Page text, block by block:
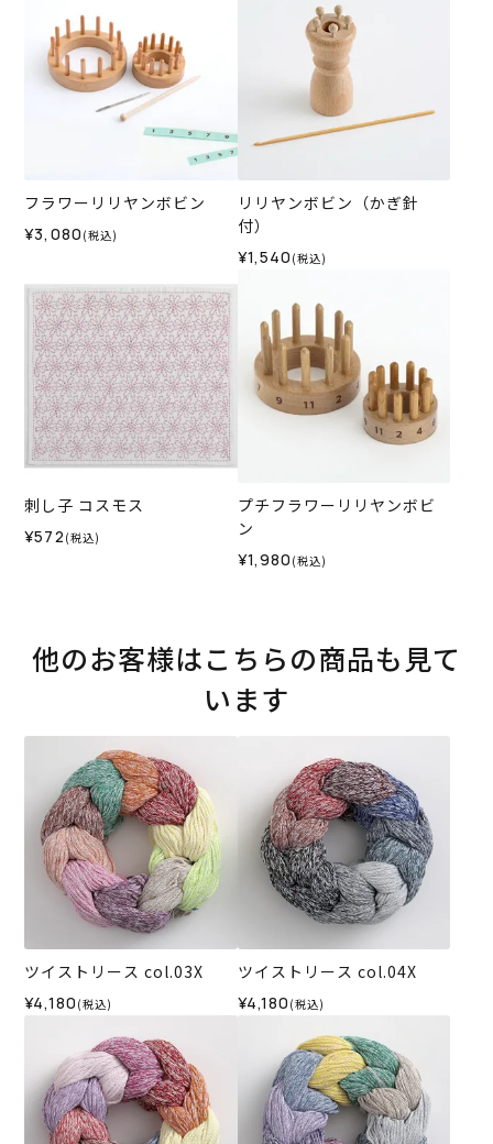
フラワーリリヤンボビン
¥3,080 (税込)
リリヤンボビン（かぎ針
付）
¥1,540 (税込)
刺し子 コスモス
¥572 (税込)
プチフラワーリリヤンボビ
ン
¥1,980 (税込)
他のお客様はこちらの商品も見て
います
ツイストリース col.03X
¥4,180 (税込)
ツイストリース col.04X
¥4,180 (税込)